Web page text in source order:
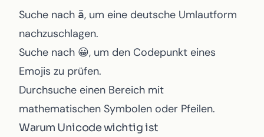
Suche nach ä, um eine deutsche Umlautform
nachzuschlagen.
Suche nach 😀, um den Codepunkt eines
Emojis zu prüfen.
Durchsuche einen Bereich mit
mathematischen Symbolen oder Pfeilen.
Warum Unicode wichtig ist